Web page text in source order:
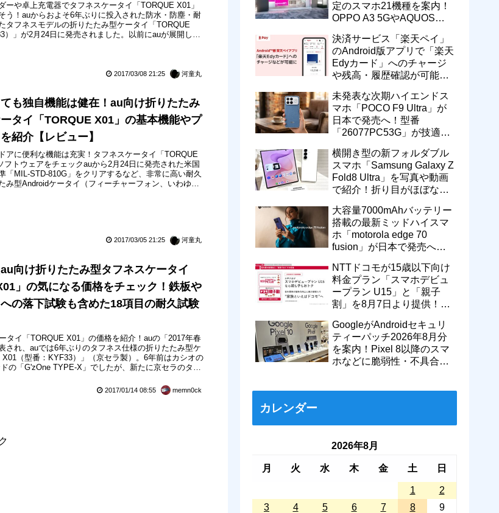
ーや卓上充電器でタフネスケータイ「TORQUE X01」
う！auからおよそ6年ぶりに投入された防水・防塵・耐
タフネスモデルの折りたたみ型ケータイ「TORQUE
）」が2月24日に発売されました。以前にauが展開して
2017/03/08 21:25 河童丸
も独自機能は健在！au向け折りたたみ
タイ「TORQUE X01」の基本機能やプ
紹介【レビュー】
アに便利な機能は充実！タフネスケータイ「TORQUE
フトウェアをチェックauから2月24日に発売された米国
「MIL-STD-810G」をクリアするなど、非常に高い耐久
み型Androidケータイ（フィーチャーフォン、いわゆる
2017/03/05 21:25 河童丸
向け折りたたみ型タフネスケータイ
」の気になる価格をチェック！鉄板や
の落下試験も含めた18項目の耐久試験
タイ「TORQUE X01」の価格を紹介！auの「2017年春
され、auでは6年ぶりのタフネス仕様の折りたたみ型ケ
X01（型番：KYF33）」（京セラ製）。6年前はカシオの
ドの「G'zOne TYPE-X」でしたが、新たに京セラのタフ
ースになり、高速通信の4G LTEや高音質通話のVoLTE
2017/01/14 08:55 memn0ck
定のスマホ21機種を案内！
OPPO A3 5GやAQUOS
対象
決済サービス「楽天ペイ」
のAndroid版アプリで「楽天
Edyカード」へのチャージ
や残高・履歴確認が可能
交換なども
未発表な次期ハイエンドス
マホ「POCO F9 Ultra」が
日本で発売へ！型番
「26077PC53G」が技適通
テリー搭載に
横開き型の新フォルダブル
スマホ「Samsung Galaxy Z
Fold8 Ultra」を写真や動画
で紹介！折り目がほぼない
ト】
大容量7000mAhバッテリー
搭載の最新ミッドハイスマ
ホ「motorola edge 70
fusion」が日本で発売へ！
過
NTTドコモが15歳以下向け
料金プラン「スマホデビュ
ープラン U15」と「親子
割」を8月7日より提供！親
550円割引に
GoogleがAndroidセキュリ
ティーパッチ2026年8月分
を案内！Pixel 8以降のスマ
ホなどに脆弱性・不具合の
カレンダー
2026年8月
月 火 水 木 金 土 日
1
2
3
4 5 6 7 8 9